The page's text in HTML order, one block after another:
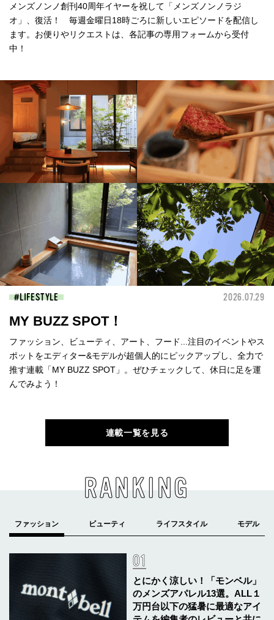
メンズノンノ創刊40周年イヤーを祝して「メンズノンノラジ
オ」、復活！ 毎週金曜日18時ごろに新しいエピソードを配信し
ます。お便りやリクエストは、各記事の専用フォームから受付
中！
LIFESTYLE 2026.07.29
MY BUZZ SPOT！
ファッション、ビューティ、アート、フード...注目のイベントやス
ポットをエディター&モデルが超個人的にピックアップし、全力で
推す連載「MY BUZZ SPOT」。ぜひチェックして、休日に足を運
んでみよう！
連載一覧を見る
RANKING
とにかく涼しい！「モンベル」
のメンズアパレル13選。ALL１
万円台以下の猛暑に最適なアイ